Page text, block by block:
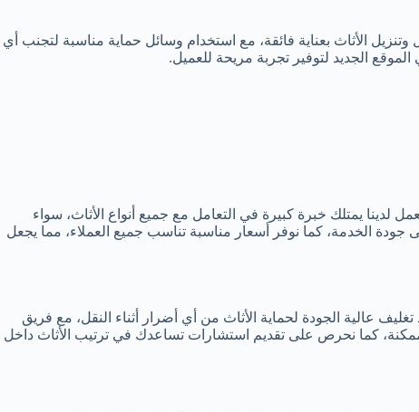
الأثاث بعناية فائقة، مع استخدام وسائل حماية مناسبة لتجنب أي
الجديد لتوفير تجربة مريحة للعميل.
يمتلك خبرة كبيرة في التعامل مع جميع أنواع الأثاث، سواء
جودة الخدمة، كما نوفر أسعار مناسبة تناسب جميع العملاء، مما يجعل
عالية الجودة لحماية الأثاث من أي أضرار أثناء النقل، مع فريق
كما نحرص على تقديم استشارات تساعدك في ترتيب الأثاث داخل